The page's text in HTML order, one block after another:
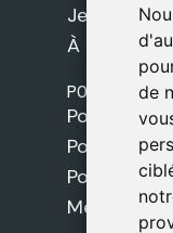
de
de
Jeux
À propos
POLITIQUES
Politique
Politique
Politique
Mentions